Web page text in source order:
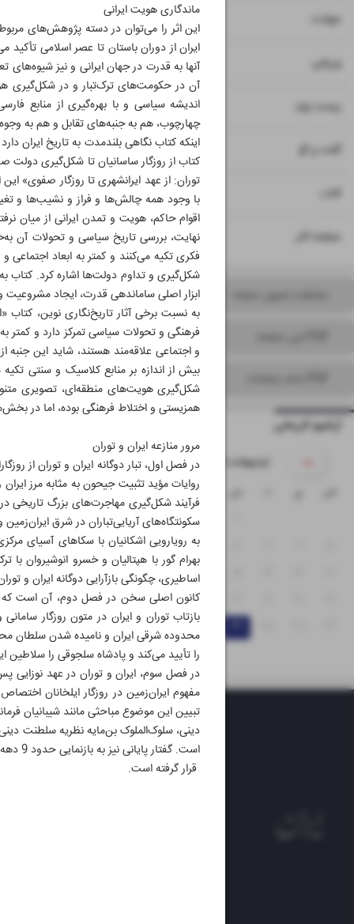
ماندگاری هویت ایرانی
این اثر را می‌توان در دسته پژوهش‌های
ایران از دوران باستان تا عصر اسلامی
آنها به قدرت در جهان ایرانی و نیز
آن در حکومت‌های ترک‌تبار و در شکل‌گیری
اندیشه سیاسی و با بهره‌گیری از منابع
چهارچوب، هم به جنبه‌های تقابل و هم به
اینکه کتاب نگاهی بلندمدت به تاریخ ایران
کتاب از روزگار ساسانیان تا شکل‌گیری دولت
توران: از عهد ایرانشهری تا روزگار صفوی»
با وجود همه چالش‌ها و فراز و نشیب‌ها و
اقوام حاکم، هویت و تمدن ایرانی از میان
نهایت، بررسی تاریخ سیاسی و تحولات آن
فکری تکیه می‌کنند و کمتر به ابعاد
شکل‌گیری و تداوم دولت‌ها اشاره کرد. کتاب
ابزار اصلی ساماندهی قدرت، ایجاد
به نسبت برخی آثار تاریخ‌نگاری نوین،
فرهنگی و تحولات سیاسی تمرکز دارد و کمتر
و اجتماعی علاقه‌مند هستند، شاید این جنبه
بیش از اندازه بر منابع کلاسیک و سنتی
شکل‌گیری هویت‌های منطقه‌ای، تصویری
همزیستی و اختلاط فرهنگی بوده، اما در
مرور منازعه ایران و توران
در فصل اول، تبار دوگانه ایران و توران از
روایات مؤید تثبیت جیحون به مثابه مرز
فرآیند شکل‌گیری مهاجرت‌های بزرگ تاریخی
سکونتگاه‌های آریایی‌تباران در شرق
به رویارویی اشکانیان با سکاهای آسیای
اساطیری، چگونگی بازآرایی دوگانه ایران و
کانون اصلی سخن در فصل دوم، آن است که
بازتاب توران و ایران در متون روزگار
را تأیید می‌کند و پادشاه سلجوقی را سلاطین
در فصل سوم، ایران و توران در عهد
مفهوم ایران‌زمین در روزگار ایلخانان
تبیین این موضوع مباحثی مانند شیبانیان
دینی، سلوک‌الملوک بن‌مایه نظریه سلطنت
است. گفتار پایانی نیز به بازنمایی حدود 9 دهه رویارویی ایرانیان و اوزبکان در برخی گزارش‌های تاریخی مورد بررسی
قرار گرفته است.
حوادث ۱۱
ورزشی ۱۲
زیست بوم ۱۳
گفت و گو ۱۴
کتاب ۱۵
صفحه آخر ۱۶
آرشیو تاریخی
۱۴۰۵ اردیبهشت
پ ج
۳
۴
۱۰
۱۱
۱۶ ۱۷
۱۸
۲۳ ۲۴
۲۵
۳۰ ۳۱